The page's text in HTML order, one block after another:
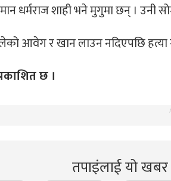
धर्मराज शाही भने मुगुमा छन् ।
आवेग र खान लाउन नदिएपछि
छ ।
तपाइंलाई यो खबर